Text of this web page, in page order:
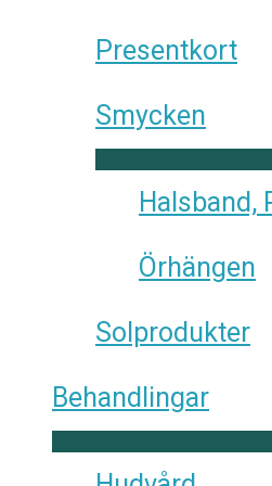
Presentkort
Smycken
Halsband,
Örhängen
Solprodukter
Behandlingar